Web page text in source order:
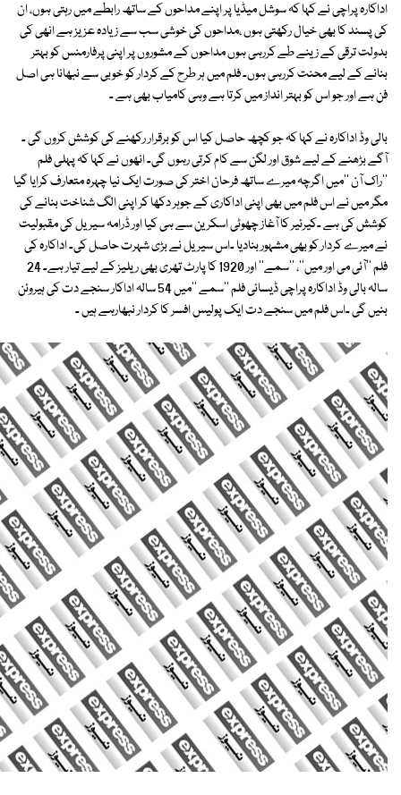
اداکارہ پراچی نے کہا کہ سوشل میڈیا پر اپنے مداحوں کے ساتھ رابطے میں رہتی ہوں، ان
کی پسند کا بھی خیال رکھتی ہوں ،مداحوں کی خوشی سب سے زیادہ عزیز ہے انھی کی
بدولت ترقی کے زینے طے کررہی ہوں مداحوں کے مشوروں پر اپنی پرفارمنس کو بہتر
بنانے کے لیے محنت کررہی ہوں۔ فلم میں ہر طرح کے کردار کو خوبی سے نبھانا ہی اصل
فن ہے اور جو اس کو بہتر انداز میں کرتا ہے وہی کامیاب بھی ہے ۔
بالی وڈ اداکارہ نے کہا کہ جو کچھ حاصل کیا اس کو برقرار رکھنے کی کوشش کروں گی ۔
آگے بڑھنے کے لیے شوق اور لگن سے کام کرتی رہوں گی۔ انھوں نے کہا کہ پہلی فلم
''راک آن ''میں اگرچہ میرے ساتھ فرحان اختر کی صورت ایک نیا چہرہ متعارف کرایا گیا
مگر میں نے اس فلم میں بھی اپنی اداکاری کے جوہر دکھا کر اپنی الگ شناخت بنانے کی
کوشش کی ہے ۔کیرئیر کا آغاز چھوٹی اسکرین سے ہی کیا اور ڈرامہ سیریل کی مقبولیت
نے میرے کردار کو بھی مشہور بنادیا ۔اس سیریل نے بڑی شہرت حاصل کی۔ اداکارہ کی
فلم ''آئی می اور میں''، ''سمے'' اور 1920 کا پارٹ تھری بھی ریلیز کے لیے تیار ہے۔ 24
سالہ بالی وڈ اداکارہ پراچی ڈیسائی فلم ''سمے ''میں 54 سالہ اداکار سنجے دت کی ہیروئن
بنیں گی ۔اس فلم میں سنجے دت ایک پولیس افسر کا کردار نبھارہے ہیں ۔